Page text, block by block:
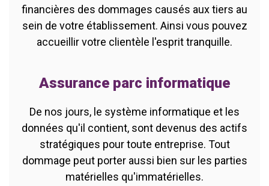
financières des dommages causés aux tiers au
sein de votre établissement. Ainsi vous pouvez
accueillir votre clientèle l'esprit tranquille.
Assurance parc informatique
De nos jours, le système informatique et les
données qu'il contient, sont devenus des actifs
stratégiques pour toute entreprise. Tout
dommage peut porter aussi bien sur les parties
matérielles qu'immatérielles.